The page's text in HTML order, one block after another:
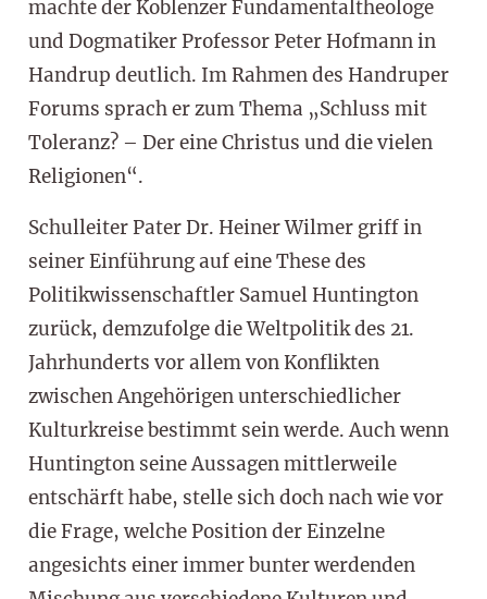
machte der Koblenzer Fundamentaltheologe
und Dogmatiker Professor Peter Hofmann in
Handrup deutlich. Im Rahmen des Handruper
Forums sprach er zum Thema „Schluss mit
Toleranz? – Der eine Christus und die vielen
Religionen“.
Schulleiter Pater Dr. Heiner Wilmer griff in
seiner Einführung auf eine These des
Politikwissenschaftler Samuel Huntington
zurück, demzufolge die Weltpolitik des 21.
Jahrhunderts vor allem von Konflikten
zwischen Angehörigen unterschiedlicher
Kulturkreise bestimmt sein werde. Auch wenn
Huntington seine Aussagen mittlerweile
entschärft habe, stelle sich doch nach wie vor
die Frage, welche Position der Einzelne
angesichts einer immer bunter werdenden